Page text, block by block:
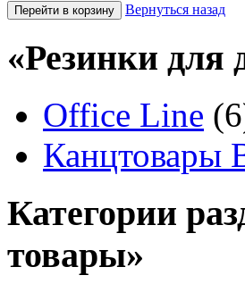
Вернуться назад
«Резинки для
Office Line
Канцтовары
Категории
товары»